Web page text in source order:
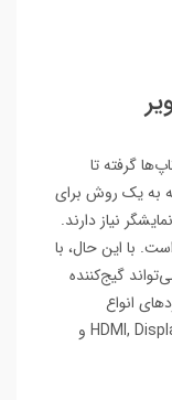
گرفته تا
به یک روش برای
نیاز دارند.
با این حال، با
گیج‌کننده
انواع
کانکتورهای تصویر از جمله HDMI, DisplayPort, DVI, VGA و